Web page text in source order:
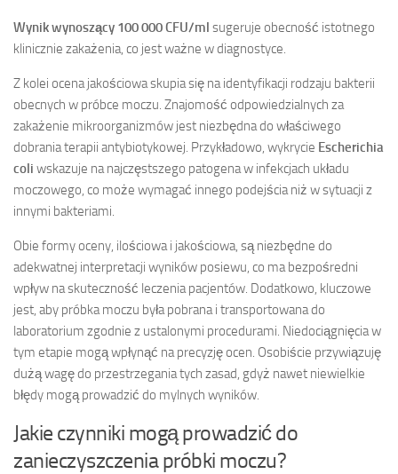
Wynik wynoszący 100 000 CFU/ml sugeruje obecność istotnego
klinicznie zakażenia, co jest ważne w diagnostyce.
Z kolei ocena jakościowa skupia się na identyfikacji rodzaju bakterii
obecnych w próbce moczu. Znajomość odpowiedzialnych za
zakażenie mikroorganizmów jest niezbędna do właściwego
dobrania terapii antybiotykowej. Przykładowo, wykrycie Escherichia
coli wskazuje na najczęstszego patogena w infekcjach układu
moczowego, co może wymagać innego podejścia niż w sytuacji z
innymi bakteriami.
Obie formy oceny, ilościowa i jakościowa, są niezbędne do
adekwatnej interpretacji wyników posiewu, co ma bezpośredni
wpływ na skuteczność leczenia pacjentów. Dodatkowo, kluczowe
jest, aby próbka moczu była pobrana i transportowana do
laboratorium zgodnie z ustalonymi procedurami. Niedociągnięcia w
tym etapie mogą wpłynąć na precyzję ocen. Osobiście przywiązuję
dużą wagę do przestrzegania tych zasad, gdyż nawet niewielkie
błędy mogą prowadzić do mylnych wyników.
Jakie czynniki mogą prowadzić do
zanieczyszczenia próbki moczu?